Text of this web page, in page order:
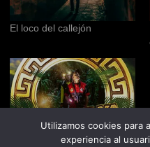
El loco del callejón
La Selva Negra
Utilizamos cookies para
experiencia al